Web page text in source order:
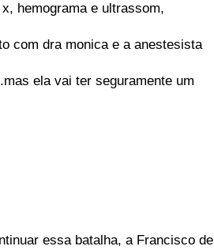
hemograma e ultrassom,
com dra monica e a anestesista
ela vai ter seguramente um
essa batalha, a Francisco de